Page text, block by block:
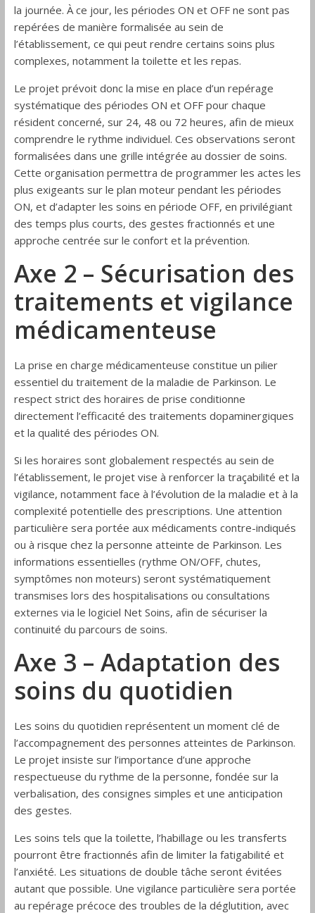
la journée. À ce jour, les périodes ON et OFF ne sont pas
repérées de manière formalisée au sein de
l’établissement, ce qui peut rendre certains soins plus
complexes, notamment la toilette et les repas.
Le projet prévoit donc la mise en place d’un repérage
systématique des périodes ON et OFF pour chaque
résident concerné, sur 24, 48 ou 72 heures, afin de mieux
comprendre le rythme individuel. Ces observations seront
formalisées dans une grille intégrée au dossier de soins.
Cette organisation permettra de programmer les actes les
plus exigeants sur le plan moteur pendant les périodes
ON, et d’adapter les soins en période OFF, en privilégiant
des temps plus courts, des gestes fractionnés et une
approche centrée sur le confort et la prévention.
Axe 2 – Sécurisation des
traitements et vigilance
médicamenteuse
La prise en charge médicamenteuse constitue un pilier
essentiel du traitement de la maladie de Parkinson. Le
respect strict des horaires de prise conditionne
directement l’efficacité des traitements dopaminergiques
et la qualité des périodes ON.
Si les horaires sont globalement respectés au sein de
l’établissement, le projet vise à renforcer la traçabilité et la
vigilance, notamment face à l’évolution de la maladie et à la
complexité potentielle des prescriptions. Une attention
particulière sera portée aux médicaments contre-indiqués
ou à risque chez la personne atteinte de Parkinson. Les
informations essentielles (rythme ON/OFF, chutes,
symptômes non moteurs) seront systématiquement
transmises lors des hospitalisations ou consultations
externes via le logiciel Net Soins, afin de sécuriser la
continuité du parcours de soins.
Axe 3 – Adaptation des
soins du quotidien
Les soins du quotidien représentent un moment clé de
l’accompagnement des personnes atteintes de Parkinson.
Le projet insiste sur l’importance d’une approche
respectueuse du rythme de la personne, fondée sur la
verbalisation, des consignes simples et une anticipation
des gestes.
Les soins tels que la toilette, l’habillage ou les transferts
pourront être fractionnés afin de limiter la fatigabilité et
l’anxiété. Les situations de double tâche seront évitées
autant que possible. Une vigilance particulière sera portée
au repérage précoce des troubles de la déglutition, avec